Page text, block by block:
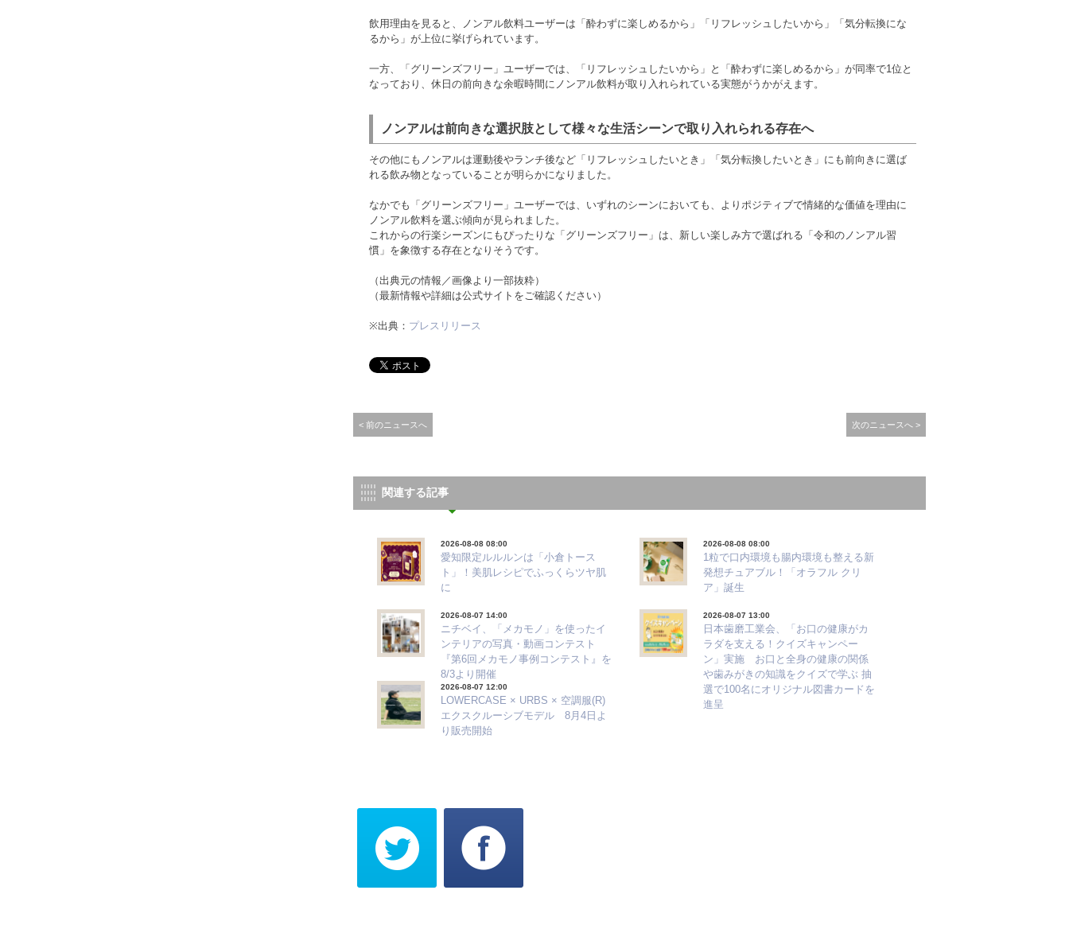
飲用理由を見ると、ノンアル飲料ユーザーは「酔わずに楽しめるから」「リフレッシュしたいから」「気分転換にな
るから」が上位に挙げられています。
一方、「グリーンズフリー」ユーザーでは、「リフレッシュしたいから」と「酔わずに楽しめるから」が同率で1位と
なっており、休日の前向きな余暇時間にノンアル飲料が取り入れられている実態がうかがえます。
ノンアルは前向きな選択肢として様々な生活シーンで取り入れられる存在へ
その他にもノンアルは運動後やランチ後など「リフレッシュしたいとき」「気分転換したいとき」にも前向きに選ば
れる飲み物となっていることが明らかになりました。
なかでも「グリーンズフリー」ユーザーでは、いずれのシーンにおいても、よりポジティブで情緒的な価値を理由に
ノンアル飲料を選ぶ傾向が見られました。
これからの行楽シーズンにもぴったりな「グリーンズフリー」は、新しい楽しみ方で選ばれる「令和のノンアル習
慣」を象徴する存在となりそうです。
（出典元の情報／画像より一部抜粋）
（最新情報や詳細は公式サイトをご確認ください）
※出典： プレスリリース
< 前のニュースへ 次のニュースへ >
関連する記事
2026-08-08 08:00
愛知限定ルルルンは「小倉トース
ト」！美肌レシピでふっくらツヤ肌
に
2026-08-08 08:00
1粒で口内環境も腸内環境も整える新
発想チュアブル！「オラフル クリ
ア」誕生
2026-08-07 14:00
ニチベイ、「メカモノ」を使ったイ
ンテリアの写真・動画コンテスト
『第6回メカモノ事例コンテスト』を
8/3より開催
2026-08-07 13:00
日本歯磨工業会、「お口の健康がカ
ラダを支える！クイズキャンペー
ン」実施 お口と全身の健康の関係
や歯みがきの知識をクイズで学ぶ 抽
選で100名にオリジナル図書カードを
進呈
2026-08-07 12:00
LOWERCASE × URBS × 空調服(R)
エクスクルーシブモデル 8月4日よ
り販売開始